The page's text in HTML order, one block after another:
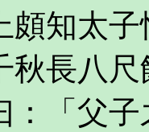
頗知太
秋長八
：「父